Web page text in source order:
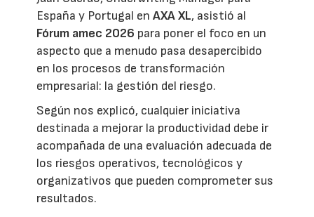
España y Portugal enAXA XL, asistió al
Fórum amec 2026 para poner el foco en un
aspecto que a menudo pasa desapercibido
en los procesos de transformación
empresarial: la gestión del riesgo.
Según nos explicó, cualquier iniciativa
destinada a mejorar la productividad debe ir
acompañada de una evaluación adecuada de
los riesgos operativos, tecnológicos y
organizativos que pueden comprometer sus
resultados.